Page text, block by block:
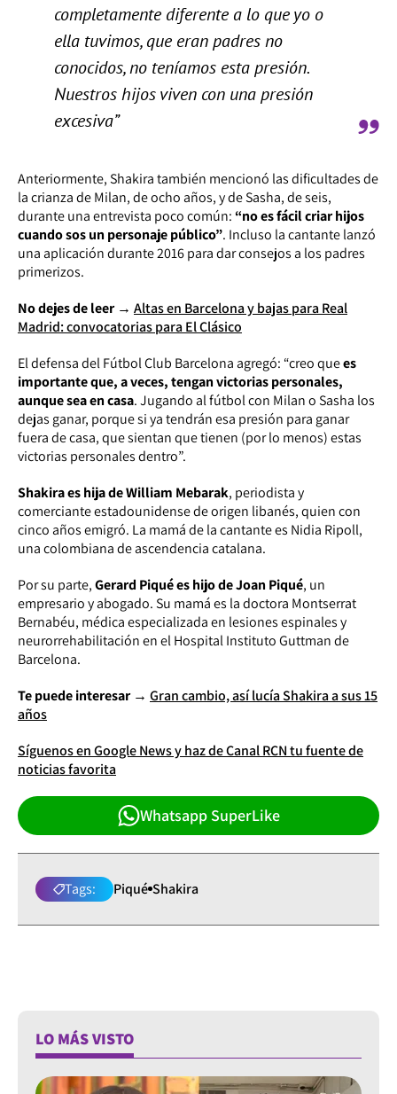
completamente diferente a lo que yo o
ella tuvimos, que eran padres no
conocidos, no teníamos esta presión.
Nuestros hijos viven con una presión
excesiva”
Anteriormente, Shakira también mencionó las dificultades de
la crianza de Milan, de ocho años, y de Sasha, de seis,
durante una entrevista poco común:“no es fácil criar hijos
cuando sos un personaje público”. Incluso la cantante lanzó
una aplicación durante 2016 para dar consejos a los padres
primerizos.
No dejes de leer → Altas en Barcelona y bajas para Real
Madrid: convocatorias para El Clásico
El defensa del Fútbol Club Barcelona agregó: “creo quees
importante que, a veces, tengan victorias personales,
aunque sea en casa. Jugando al fútbol con Milan o Sasha los
dejas ganar, porque si ya tendrán esa presión para ganar
fuera de casa, que sientan que tienen (por lo menos) estas
victorias personales dentro”.
Shakira es hija de William Mebarak, periodista y
comerciante estadounidense de origen libanés, quien con
cinco años emigró. La mamá de la cantante es Nidia Ripoll,
una colombiana de ascendencia catalana.
Por su parte,Gerard Piqué es hijo de Joan Piqué, un
empresario y abogado. Su mamá es la doctora Montserrat
Bernabéu, médica especializada en lesiones espinales y
neurorrehabilitación en el Hospital Instituto Guttman de
Barcelona.
Te puede interesar → Gran cambio, así lucía Shakira a sus 15
años
Síguenos en Google News y haz de Canal RCN tu fuente de
noticias favorita
Whatsapp SuperLike
Tags: Piqué Shakira
LO MÁS VISTO